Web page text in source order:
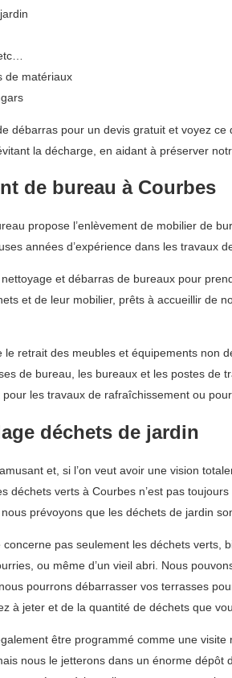
de matériaux
débarras pour un devis gratuit et voyez
la décharge, en aidant à préserver
de bureau à Courbes
propose l’enlèvement de mobilier de
années d’expérience dans les travaux
et débarras de bureaux pour
et de leur mobilier, prêts à accueillir de
retrait des meubles et équipements non
de bureau, les bureaux et les postes
les travaux de rafraîchissement ou
déchets de jardin
et, si l’on veut avoir une vision
déchets verts à Courbes n’est pas
prévoyons que les déchets de jardin
pas seulement les déchets verts,
ou même d’un vieil abri. Nous
pourrons débarrasser vos terrasses
à jeter et de la quantité de déchets que
être programmé comme une
nous le jetterons dans un énorme